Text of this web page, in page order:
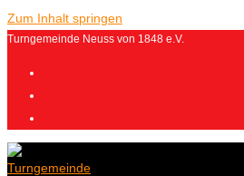
Zum Inhalt springen
Turngemeinde Neuss von 1848 e.V.